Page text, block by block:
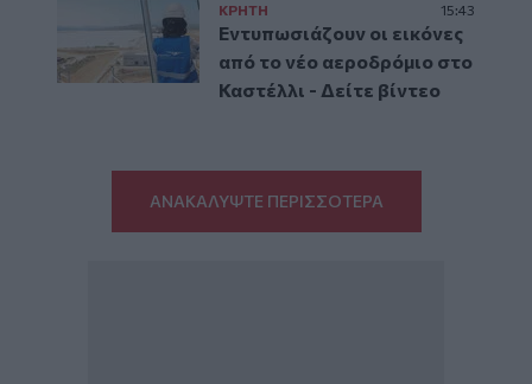
ΚΡΗΤΗ 15:43
Εντυπωσιάζουν οι εικόνες
από το νέο αεροδρόμιο στο
Καστέλλι - Δείτε βίντεο
ΑΝΑΚΑΛΥΨΤΕ ΠΕΡΙΣΣΟΤΕΡΑ